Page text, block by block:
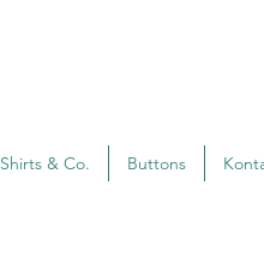
Shirts & Co. Buttons